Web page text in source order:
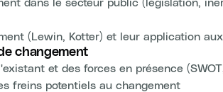
(Lewin, Kotter) et leur application
changement
et des forces en présence
freins potentiels au changement